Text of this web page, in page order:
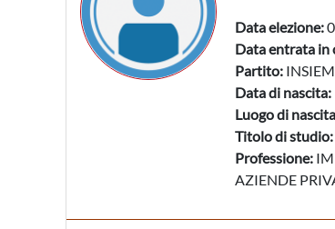
Data elezione:
Data entrata in
Partito:
Data di nascita:
Luogo di
Titolo di studio:
Professione:
AZIENDE